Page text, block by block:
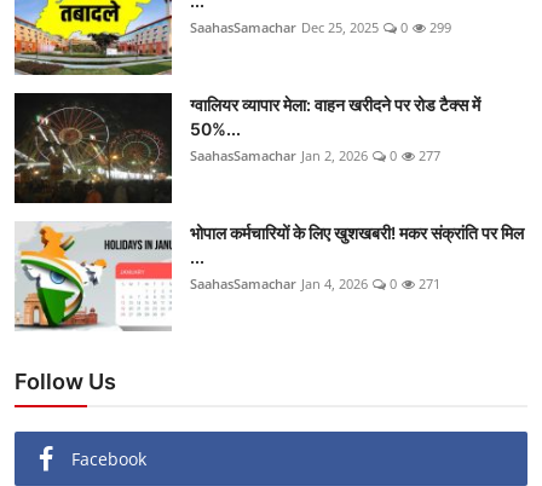
SaahasSamachar Dec 25, 2025 0 299
ग्वालियर व्यापार मेला: वाहन खरीदने पर रोड टैक्स में
50%...
SaahasSamachar Jan 2, 2026 0 277
भोपाल कर्मचारियों के लिए खुशखबरी! मकर संक्रांति पर मिल
...
SaahasSamachar Jan 4, 2026 0 271
Follow Us
Facebook